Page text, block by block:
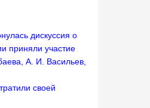
дискуссия о
приняли участие
А. И. Васильев,
своей